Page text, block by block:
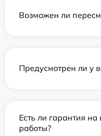
Возможен ли
Предусмотрен ли у
Есть ли гарантия
работы?